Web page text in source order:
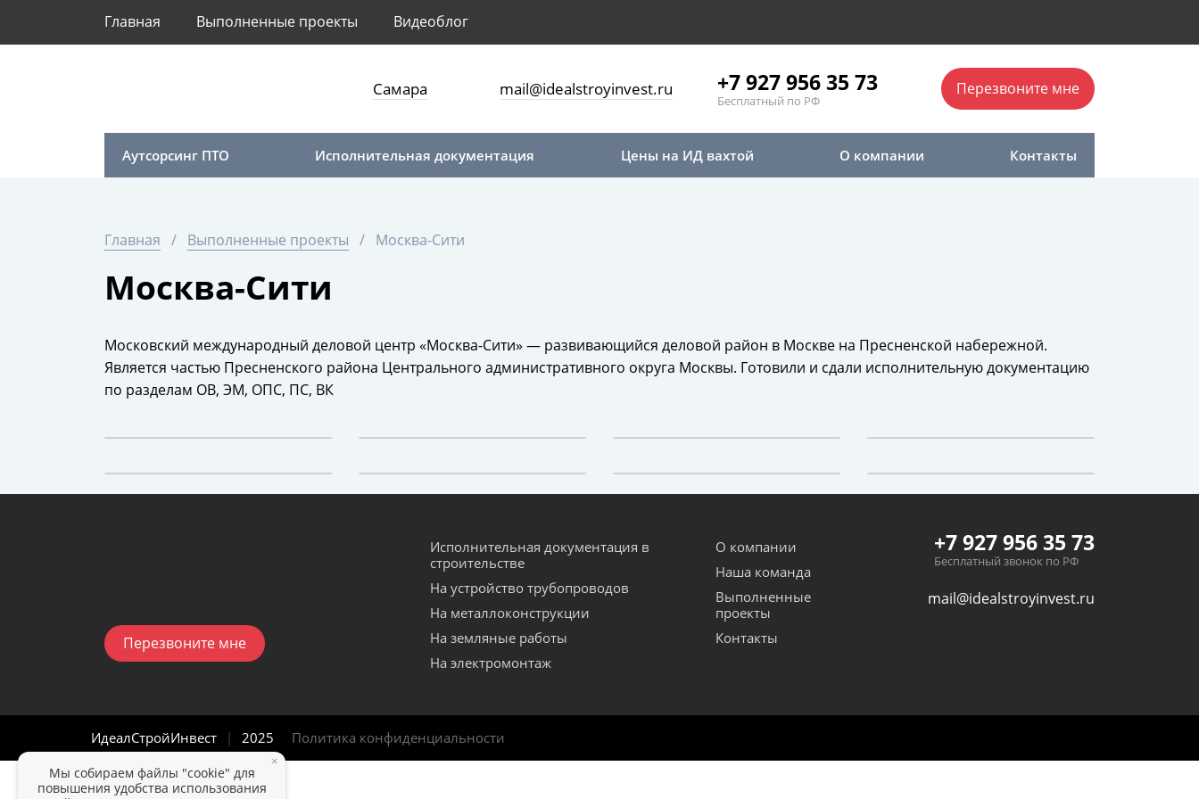
Главная Выполненные проекты Видеоблог
Самара mail@idealstroyinvest.ru +7 927 956 35 73
Бесплатный по РФ
Перезвоните мне
Аутсорсинг ПТО Исполнительная документация Цены на ИД вахтой О компании Контакты
Главная Выполненные проекты Москва-Сити
Москва-Сити
Московский международный деловой центр «Москва-Сити» — развивающийся деловой район в Москве на Пресненской набережной.
Является частью Пресненского района Центрального административного округа Москвы. Готовили и сдали исполнительную документацию
по разделам ОВ, ЭМ, ОПС, ПС, ВК
Перезвоните мне
Исполнительная документация в
строительстве
На устройство трубопроводов
На металлоконструкции
На земляные работы
На электромонтаж
О компании
Наша команда
Выполненные
проекты
Контакты
+7 927 956 35 73
Бесплатный звонок по РФ
mail@idealstroyinvest.ru
ИдеалСтройИнвест | 2025 Политика конфиденциальности
×
Мы собираем файлы "cookie" для
повышения удобства использования